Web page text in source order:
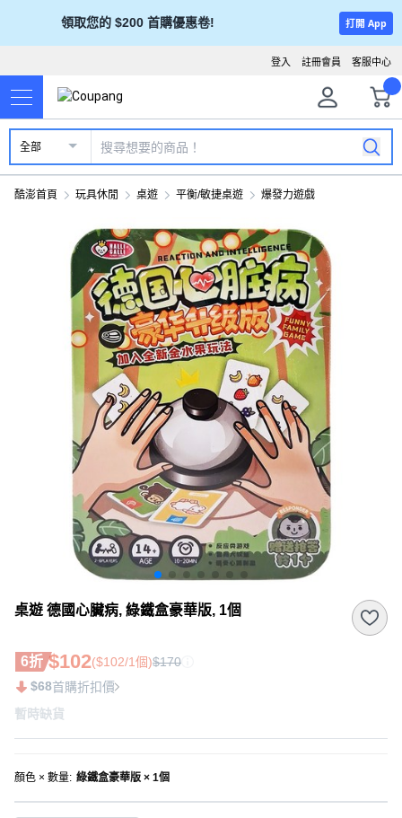
領取您的 $200 首購優惠卷! 打開 App
客服中心
註冊會員
登入
全部
酷澎首頁 玩具休閒 桌遊 平衡/敏捷桌遊 爆發力遊戲
桌遊 德國心臟病, 綠鐵盒豪華版, 1個
6折 $102($102/1個)$170
$68首購折扣價
暫時缺貨
顏色 × 數量: 綠鐵盒豪華版 × 1個